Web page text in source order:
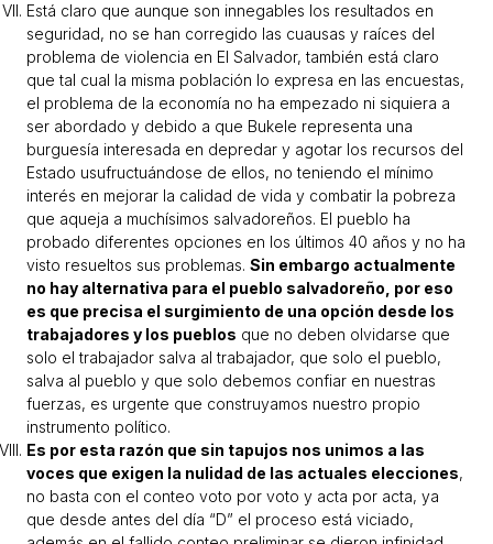
Está claro que aunque son innegables los resultados en
seguridad, no se han corregido las cuausas y raíces del
problema de violencia en El Salvador, también está claro
que tal cual la misma población lo expresa en las encuestas,
el problema de la economía no ha empezado ni siquiera a
ser abordado y debido a que Bukele representa una
burguesía interesada en depredar y agotar los recursos del
Estado usufructuándose de ellos, no teniendo el mínimo
interés en mejorar la calidad de vida y combatir la pobreza
que aqueja a muchísimos salvadoreños. El pueblo ha
probado diferentes opciones en los últimos 40 años y no ha
visto resueltos sus problemas. Sin embargo actualmente
no hay alternativa para el pueblo salvadoreño, por eso
es que precisa el surgimiento de una opción desde los
trabajadores y los pueblos que no deben olvidarse que
solo el trabajador salva al trabajador, que solo el pueblo,
salva al pueblo y que solo debemos confiar en nuestras
fuerzas, es urgente que construyamos nuestro propio
instrumento político.
Es por esta razón que sin tapujos nos unimos a las
voces que exigen la nulidad de las actuales elecciones,
no basta con el conteo voto por voto y acta por acta, ya
que desde antes del día “D” el proceso está viciado,